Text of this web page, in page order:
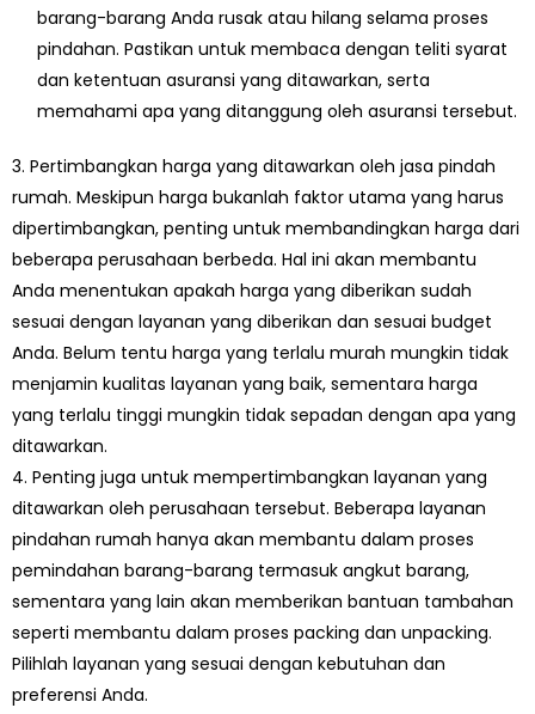
barang-barang Anda rusak atau hilang selama proses
pindahan. Pastikan untuk membaca dengan teliti syarat
dan ketentuan asuransi yang ditawarkan, serta
memahami apa yang ditanggung oleh asuransi tersebut.
3. Pertimbangkan harga yang ditawarkan oleh jasa pindah
rumah. Meskipun harga bukanlah faktor utama yang harus
dipertimbangkan, penting untuk membandingkan harga dari
beberapa perusahaan berbeda. Hal ini akan membantu
Anda menentukan apakah harga yang diberikan sudah
sesuai dengan layanan yang diberikan dan sesuai budget
Anda. Belum tentu harga yang terlalu murah mungkin tidak
menjamin kualitas layanan yang baik, sementara harga
yang terlalu tinggi mungkin tidak sepadan dengan apa yang
ditawarkan.
4. Penting juga untuk mempertimbangkan layanan yang
ditawarkan oleh perusahaan tersebut. Beberapa layanan
pindahan rumah hanya akan membantu dalam proses
pemindahan barang-barang termasuk angkut barang,
sementara yang lain akan memberikan bantuan tambahan
seperti membantu dalam proses packing dan unpacking.
Pilihlah layanan yang sesuai dengan kebutuhan dan
preferensi Anda.